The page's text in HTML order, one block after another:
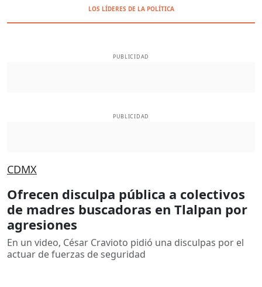
LOS LÍDERES DE LA POLÍTICA
PUBLICIDAD
PUBLICIDAD
CDMX
Ofrecen disculpa pública a colectivos
de madres buscadoras en Tlalpan por
agresiones
En un video, César Cravioto pidió una disculpas por el
actuar de fuerzas de seguridad